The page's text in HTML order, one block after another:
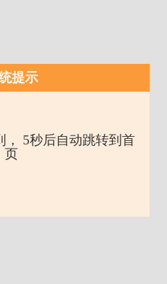
提示
， 5秒后自动跳转到首
页